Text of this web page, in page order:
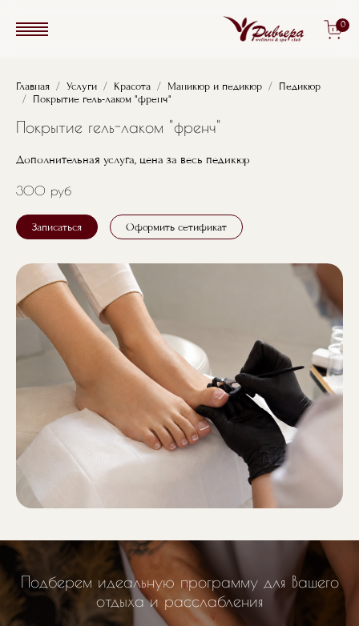
0
Строка навигации
Главная Услуги Красота Маникюр и педикюр
Педикюр
Покрытие гель-лаком "френч"
Покрытие гель-лаком "френч"
Дополнительная услуга, цена за весь педикюр
300 руб
Записаться Оформить сетификат
Подберем идеальную программу для Вашего
отдыха и расслабления